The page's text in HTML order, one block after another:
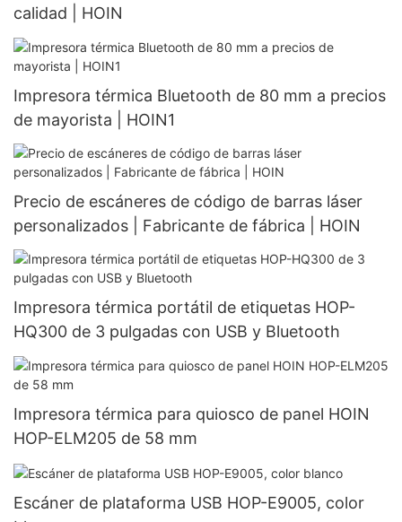
calidad | HOIN
Impresora térmica Bluetooth de 80 mm a precios
de mayorista | HOIN1
Precio de escáneres de código de barras láser
personalizados | Fabricante de fábrica | HOIN
Impresora térmica portátil de etiquetas HOP-
HQ300 de 3 pulgadas con USB y Bluetooth
Impresora térmica para quiosco de panel HOIN
HOP-ELM205 de 58 mm
Escáner de plataforma USB HOP-E9005, color